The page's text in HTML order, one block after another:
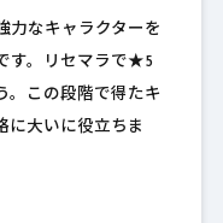
力なキャラクターを
す。リセマラで★5
。この段階で得たキ
に大いに役立ちま